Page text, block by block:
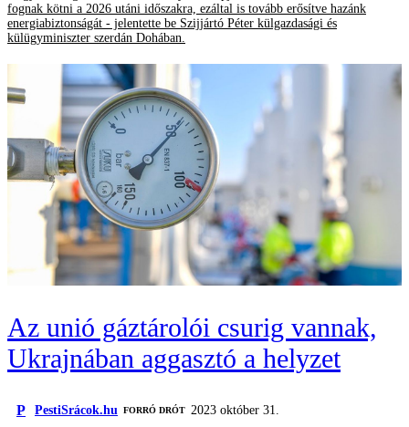
fognak kötni a 2026 utáni időszakra, ezáltal is tovább erősítve hazánk
energiabiztonságát - jelentette be Szijjártó Péter külgazdasági és
külügyminiszter szerdán Dohában.
Az unió gáztárolói csurig vannak,
Ukrajnában aggasztó a helyzet
P PestiSrácok.hu FORRÓ DRÓT
2023 október 31.